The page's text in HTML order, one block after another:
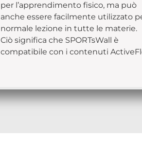
per l’apprendimento fisico, ma può
anche essere facilmente utilizzato
normale lezione in tutte le materie.
Ciò significa che SPORTsWall è
compatibile con i contenuti